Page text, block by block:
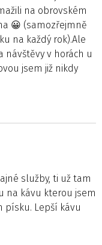
na obrovském
😀 (samozřejmně
na každý rok).Ale
v horách u
jsem již nikdy
služby, ti už tam
na kávu kterou jsem
písku. Lepší kávu